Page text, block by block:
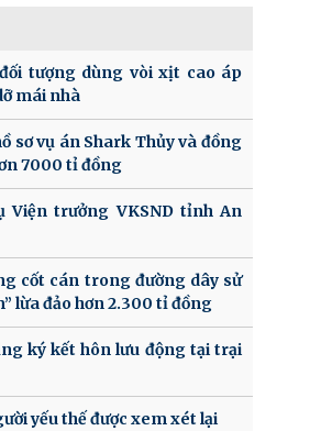
tượng dùng vòi xịt cao áp
mái nhà
sơ vụ án Shark Thủy và đồng
7000 tỉ đồng
Viện trưởng VKSND tỉnh An
cốt cán trong đường dây sử
lừa đảo hơn 2.300 tỉ đồng
ký kết hôn lưu động tại trại
yếu thế được xem xét lại